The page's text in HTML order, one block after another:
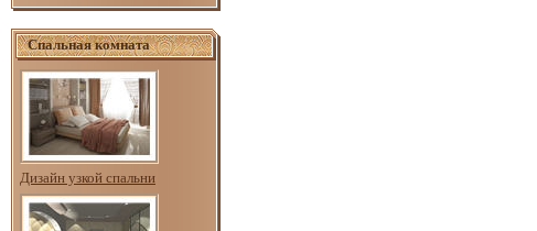
Спальная комната
Дизайн узкой спальни